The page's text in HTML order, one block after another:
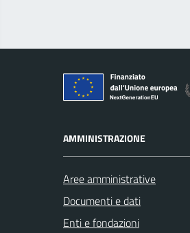
AMMINISTRAZIONE
Aree amministrative
Documenti e dati
Enti e fondazioni